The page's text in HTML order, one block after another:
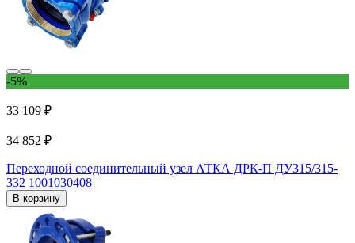
-5%
33 109 ₽
34 852 ₽
Переходной соединительный узел АТКА ДРК-П ДУ315/315-
332 1001030408
В корзину